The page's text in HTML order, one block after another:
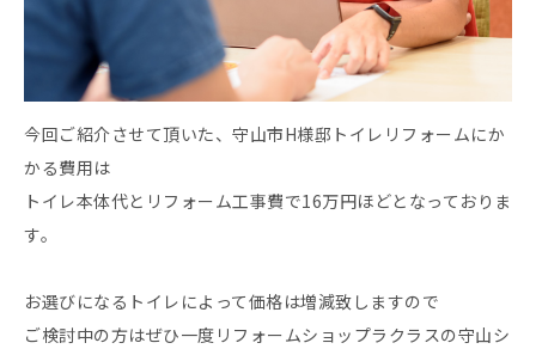
今回ご紹介させて頂いた、守山市H様邸トイレリフォームにか
かる費用は
トイレ本体代とリフォーム工事費で16万円ほどとなっておりま
す。
お選びになるトイレによって価格は増減致しますので
ご検討中の方はぜひ一度リフォームショップラクラスの守山シ